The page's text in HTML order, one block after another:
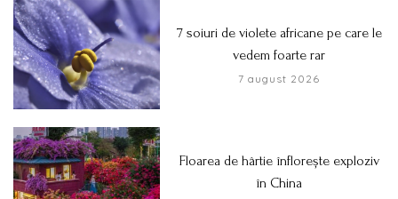
7 soiuri de violete africane pe care le
vedem foarte rar
7 august 2026
Floarea de hârtie înflorește exploziv
în China